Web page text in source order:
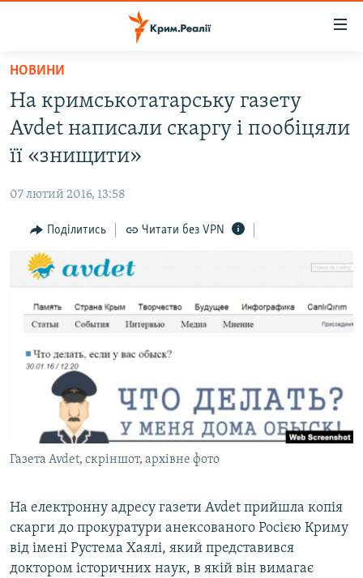
Перейти
основного
матеріалу
Перейти
до
основної
Перейти
пошуку
ВОДА.КРИМ
ВІДЕО ТА ФОТО
БЛОГИ
ПОГЛЯД
ІНТЕРВ'Ю
СПЕЦПРОЕКТИ
ДЕПОРТАЦІЯ
ВІДЕОУРОКИ «ELIFBE»
СВІДЧЕННЯ ОКУПАЦІЇ
УКРАЇНСЬКА ПРОБЛЕМА КРИМУ
ІНФОГРАФІКА
ЯК ОБІЙТИ БЛОКУВАННЯ
Русский
Qırımtatar
ДОЛУЧАЙСЯ!
Усі сайти RFE/RL
НОВИНИ
На кримськотатарську газету
Avdet написали скаргу і пообіцяли
її «знищити»
07 лютий 2016, 13:58
Поділитись Читати без VPN
Газета Avdet, скріншот, архівне фото
На електронну адресу газети Avdet прийшла копія
скарги до прокуратури анексованого Росією Криму
від імені Рустема Хаялі, який представився
доктором історичних наук, в якій він вимагає